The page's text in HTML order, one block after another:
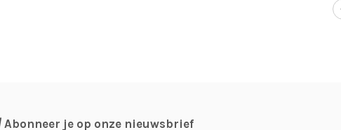
Abonneer je op onze nieuwsbrief